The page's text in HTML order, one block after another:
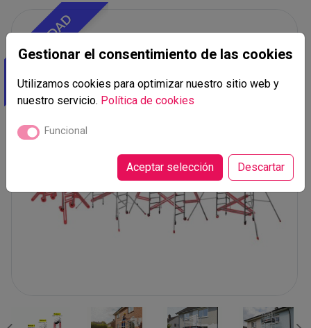
NOVEDAD
Gestionar el consentimiento de las cookies
Utilizamos cookies para optimizar nuestro sitio web y
nuestro servicio. Política de cookies
Funcional
Aceptar selección Descartar